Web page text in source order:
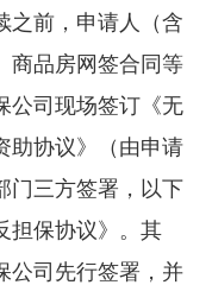
之前，申请人（含
商品房网签合同等
公司现场签订《无
助协议》（由申请
门三方签署，以下
担保协议》。其
公司先行签署，并